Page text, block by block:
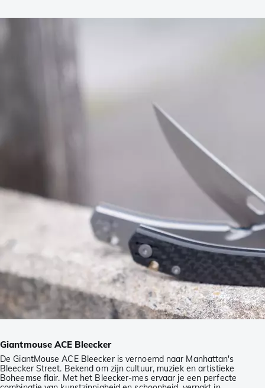
Giantmouse ACE Bleecker
De GiantMouse ACE Bleecker is vernoemd naar Manhattan's
Bleecker Street. Bekend om zijn cultuur, muziek en artistieke
Boheemse flair. Met het Bleecker-mes ervaar je een perfecte